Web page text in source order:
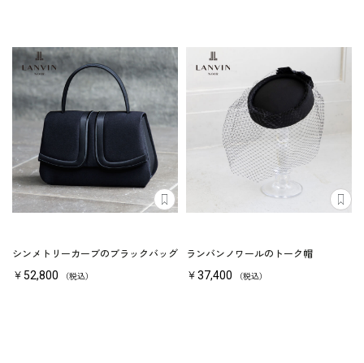
シンメトリーカーブのブラックバッグ
￥52,800 （税込）
ランバンノワールのトーク帽
￥37,400 （税込）